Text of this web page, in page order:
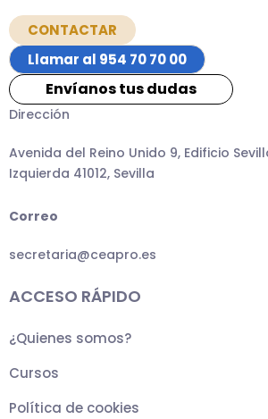
CONTACTAR
Llamar al 954 70 70 00
Envíanos tus dudas
Dirección
Avenida del Reino Unido 9, Edificio
Izquierda 41012, Sevilla
Correo
secretaria@ceapro.es
ACCESO RÁPIDO
¿Quienes somos?
Cursos
Política de cookies